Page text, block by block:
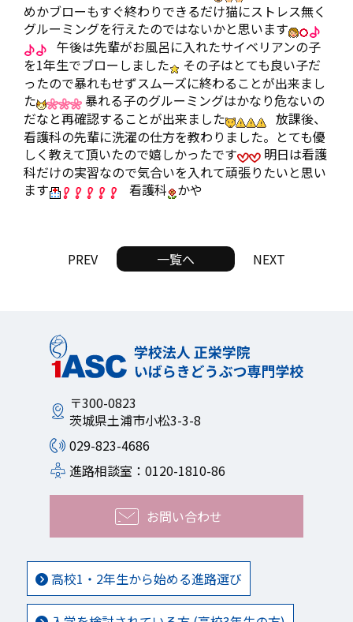
めかブローもすぐ終わりできるだけ猫にストレス無く
グルーミングを行えたのではないかと思います
午後は先輩がお風呂に入れたサイベリアンの子
を1年生でブローしました
その子はとても良い子だ
ったので暴れもせずスムーズに終わることが出来まし
た
暴れる子のグルーミングはかなり危ないの
だなと再確認することが出来ました
放課後、
看護科の先輩に洗濯の仕方を教わりました。とても優
しく教えて頂いたので嬉しかったです
明日は看護
科だけの実習なので気合いを入れて頑張りたいと思い
ます
看護科 かや
PREV 一覧へ NEXT
〒300-0823
茨城県土浦市小松3-3-8
029-823-4686
進路相談室：0120-1810-86
お問い合わせ
高校1・2年生から始める進路選び